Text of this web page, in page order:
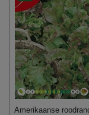
Amerikaanse